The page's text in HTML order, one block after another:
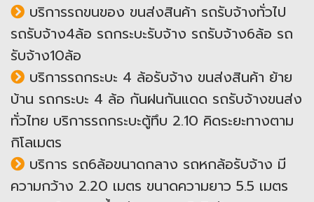
บริการรถขนของ ขนส่งสินค้า รถรับจ้างทั่วไป
รถรับจ้าง4ล้อ รถกระบะรับจ้าง รถรับจ้าง6ล้อ รถ
รับจ้าง10ล้อ
บริการรถกระบะ 4 ล้อรับจ้าง ขนส่งสินค้า ย้าย
บ้าน รถกระบะ 4 ล้อ กันฝนกันแดด รถรับจ้างขนส่ง
ทั่วไทย บริการรถกระบะตู้ทึบ 2.10 คิดระยะทางตาม
กิโลเมตร
บริการ รถ6ล้อขนาดกลาง รถหกล้อรับจ้าง มี
ความกว้าง 2.20 เมตร ขนาดความยาว 5.5 เมตร